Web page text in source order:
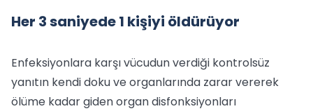
Her 3 saniyede 1 kişiyi öldürüyor
Enfeksiyonlara karşı vücudun verdiği kontrolsüz
yanıtın kendi doku ve organlarında zarar vererek
ölüme kadar giden organ disfonksiyonları